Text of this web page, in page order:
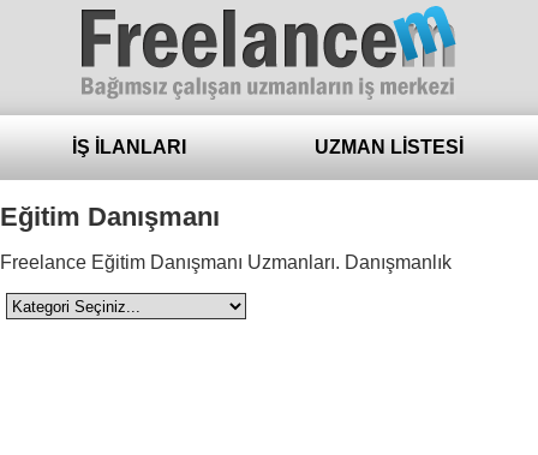
Freelance
İŞ İLANLARI UZMAN LİSTESİ
Eğitim Danışmanı
Freelance Eğitim Danışmanı Uzmanları. Danışmanlık